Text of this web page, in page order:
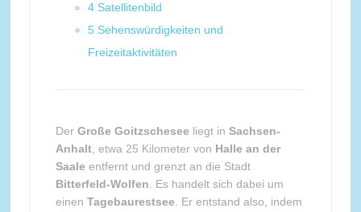
4 Satellitenbild
5 Sehenswürdigkeiten und
Freizeitaktivitäten
Der Große Goitzschesee liegt in Sachsen-
Anhalt, etwa 25 Kilometer von Halle an der
Saale entfernt und grenzt an die Stadt
Bitterfeld-Wolfen . Es handelt sich dabei um
einen Tagebaurestsee . Er entstand also, indem